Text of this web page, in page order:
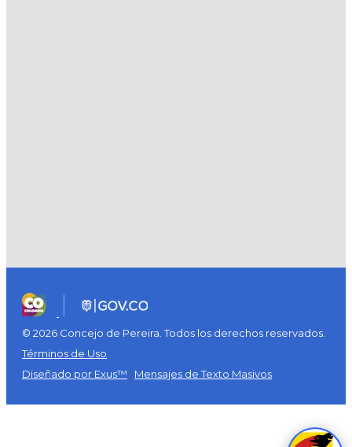
© 2026 Concejo de Pereira. Todos los derechos reservados.
Términos de Uso
Diseñado por Exus™ | Mensajes de Texto Masivos